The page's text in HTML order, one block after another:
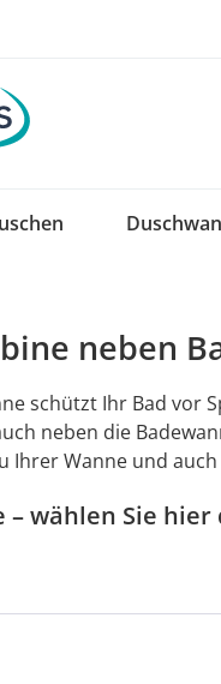
neben
schützt Ihr Bad vor
neben die
Wanne und
wählen Sie hier